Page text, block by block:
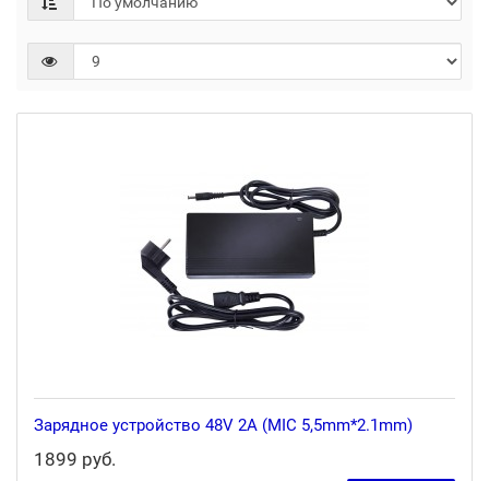
Зарядное устройство 48V 2A (MIC 5,5mm*2.1mm)
1899 руб.